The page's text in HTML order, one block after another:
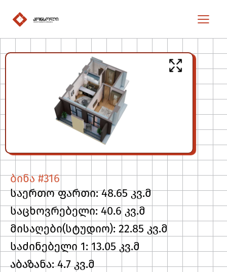
ბინა #316
საერთო ფართი: 48.65 კვ.მ
საცხოვრებელი: 40.6 კვ.მ
მისაღები(სტუდიო): 22.85 კვ.მ
საძინებელი 1: 13.05 კვ.მ
აბაზანა: 4.7 კვ.მ